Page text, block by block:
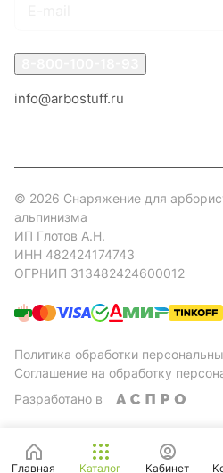
info@arbostuff.ru
© 2026 Снаряжение для
альпинизма
ИП Глотов А.Н.
ИНН 482424174743
ОГРНИП 313482424600012
Политика обработки
Соглашение на обработку
Разработано в
Главная Каталог Кабинет